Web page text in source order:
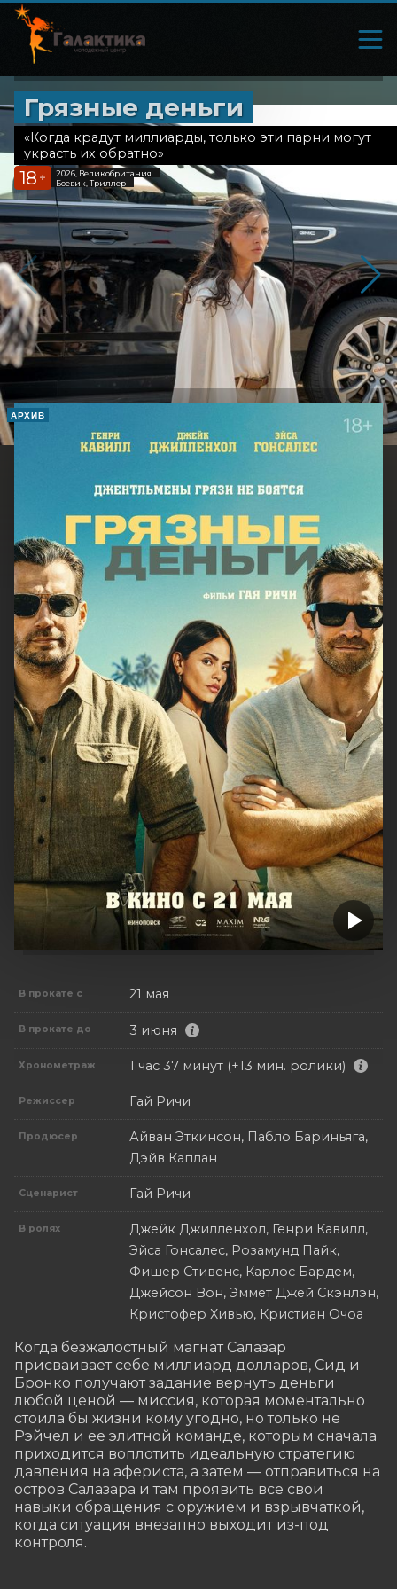
Грязные деньги
«Когда крадут миллиарды, только эти парни могут
украсть их обратно»
18 +
2026, Великобритания
Боевик, Триллер
АРХИВ
В прокате с 21 мая
В прокате до 3 июня
Хронометраж 1 час 37 минут (+13 мин. ролики)
Режиссер Гай Ричи
Продюсер
Айван Эткинсон, Пабло Бариньяга,
Дэйв Каплан
Сценарист Гай Ричи
В ролях
Джейк Джилленхол, Генри Кавилл,
Эйса Гонсалес, Розамунд Пайк,
Фишер Стивенс, Карлос Бардем,
Джейсон Вон, Эммет Джей Скэнлэн,
Кристофер Хивью, Кристиан Очоа
Когда безжалостный магнат Салазар
присваивает себе миллиард долларов, Сид и
Бронко получают задание вернуть деньги
любой ценой — миссия, которая моментально
стоила бы жизни кому угодно, но только не
Рэйчел и ее элитной команде, которым сначала
приходится воплотить идеальную стратегию
давления на афериста, а затем — отправиться на
остров Салазара и там проявить все свои
навыки обращения с оружием и взрывчаткой,
когда ситуация внезапно выходит из-под
контроля.